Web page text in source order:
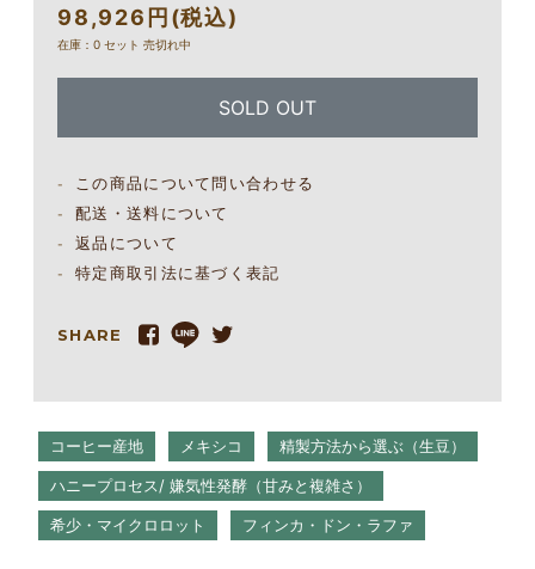
98,926円(税込)
在庫：0 セット 売切れ中
SOLD OUT
この商品について問い合わせる
配送・送料について
返品について
特定商取引法に基づく表記
SHARE
コーヒー産地 メキシコ 精製方法から選ぶ（生豆）
ハニープロセス/ 嫌気性発酵（甘みと複雑さ）
希少・マイクロロット フィンカ・ドン・ラファ